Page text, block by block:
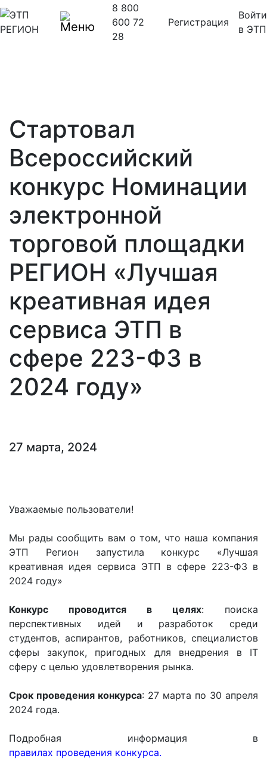
8 800
600 72
28
Регистрация
Войти
в ЭТП
Стартовал
Всероссийский
конкурс Номинации
электронной
торговой площадки
РЕГИОН «Лучшая
креативная идея
сервиса ЭТП в
сфере 223-ФЗ в
2024 году»
27 марта, 2024
Уважаемые пользователи!
Мы рады сообщить вам о том, что наша компания
ЭТП Регион запустила конкурс «Лучшая
креативная идея сервиса ЭТП в сфере 223-ФЗ в
2024 году»
Конкурс проводится в целях: поиска
перспективных идей и разработок среди
студентов, аспирантов, работников, специалистов
сферы закупок, пригодных для внедрения в IT
сферу с целью удовлетворения рынка.
Срок проведения конкурса: 27 марта по 30 апреля
2024 года.
Подробная информация в
правилах проведения конкурса.